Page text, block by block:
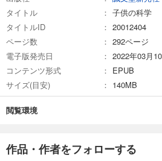
あらすじを表示する
子供の科学 2025年5月号
タイトル
子供の科学
タイトルID
20012404
ページ数
292ページ
電子版発売日
2022年03月
コンテンツ形式
EPUB
サイズ(目安)
140MB
閲覧環境
作品・作者をフォローする